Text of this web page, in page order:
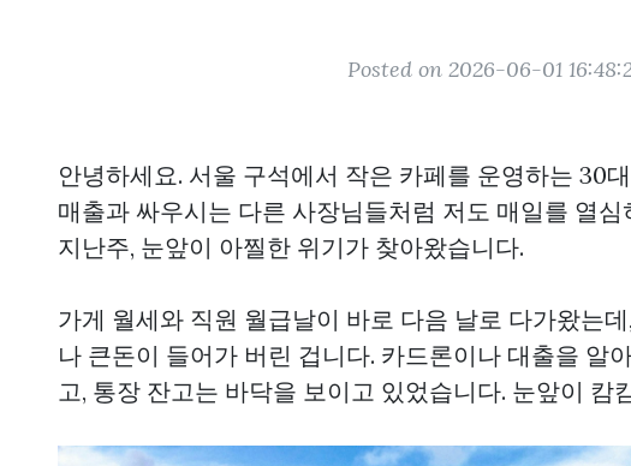
Posted on 2026-06-01
안녕하세요. 서울 구석에서 작은 카페를 운영하는 30
매출과 싸우시는 다른 사장님들처럼 저도 매일를 열
지난주, 눈앞이 아찔한 위기가 찾아왔습니다.
가게 월세와 직원 월급날이 바로 다음 날로 다가왔는
나 큰돈이 들어가 버린 겁니다. 카드론이나 대출을 알
고, 통장 잔고는 바닥을 보이고 있었습니다. 눈앞이 캄